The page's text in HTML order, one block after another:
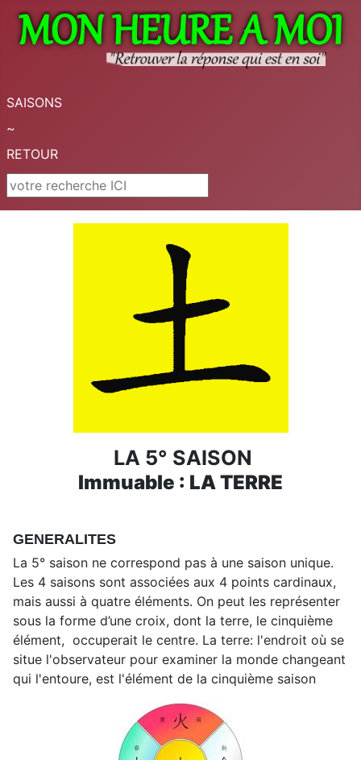
SAISONS
~
RETOUR
Rechercher
LA 5° SAISON
Immuable : LA TERRE
GENERALITES
La 5° saison ne correspond pas à une saison unique.
Les 4 saisons sont associées aux 4 points cardinaux,
mais aussi à quatre éléments. On peut les représenter
sous la forme d’une croix, dont la terre, le cinquième
élément, occuperait le centre. La terre: l'endroit où se
situe l'observateur pour examiner la monde changeant
qui l'entoure, est l'élément de la cinquième saison